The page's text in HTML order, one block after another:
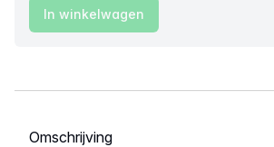
In winkelwagen
Selecteer een tabblad